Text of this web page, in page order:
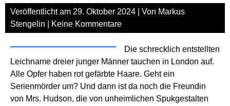
Veröffentlicht am 29. Oktober 2024 | Von Markus
Stengelin
Keine Kommentare
Die schrecklich entstellten
Leichname dreier junger Männer tauchen in London auf.
Alle Opfer haben rot gefärbte Haare. Geht ein
Serienmörder um? Und dann ist da noch die Freundin
von Mrs. Hudson, die von unheimlichen Spukgestalten